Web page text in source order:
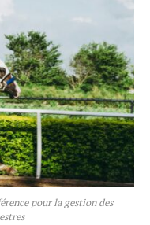
pour la gestion des